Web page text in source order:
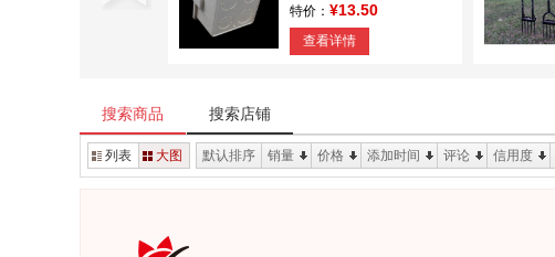
特价： ¥13.50
查看详情
特价：¥2.07
查看详情
搜索商品 搜索店铺
列表 大图 默认排序 销量 价格 添加时间 评论 信用度